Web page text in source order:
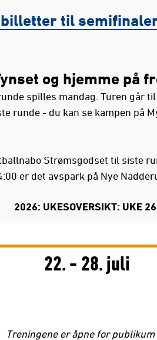
til
og hjemme på
spilles mandag. Turen går
runde - du kan se kampen på
Strømsgodset til siste
er det avspark på Nye
2026: UKESOVERSIKT: UKE
22. - 28. juli
Treningene er åpne for publikum